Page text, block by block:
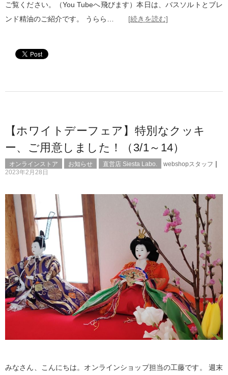
ご覧ください。（You Tubeへ飛びます）本日は、バスソルトとブレ
ンド精油のご紹介です。 うらら… [続きを読む]
【ホワイトデーフェア】特別なクッキ
ー、ご用意しました！（3/1～14）
オンラインストア お知らせ 直営店 Siesta Labo. webshopスタッフ |
2023年2月28日
みなさん、こんにちは。オンラインショップ担当の工藤です。 週末